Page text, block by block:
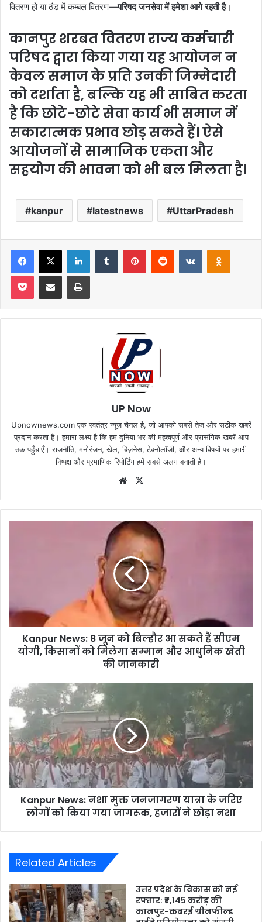
वितरण हो या ठंड में कम्बल वितरण—परिषद जनसेवा में हमेशा आगे रहती है।
कानपुर शरबत वितरण राज्य कर्मचारी
परिषदद्वारा किया गया यह आयोजन न
केवल समाज के प्रति उनकी जिम्मेदारी
को दर्शाता है, बल्कि यह भी साबित करता
है कि छोटे-छोटे सेवा कार्य भी समाज में
सकारात्मक प्रभावछोड़ सकते हैं। ऐसे
आयोजनों सेसामाजिक एकता और
सहयोग की भावनाको भी बल मिलता है।
kanpur latestnews UttarPradesh
Facebook
X LinkedInTumblr PinterestReddit VKontakte
Pocket Share via Email Print
UP Now
Upnownews.com एक स्वतंत्र न्यूज़ चैनल है, जो आपको सबसे तेज और सटीक खबरें
प्रदान करता है। हमारा लक्ष्य है कि हम दुनिया भर की महत्वपूर्ण और प्रासंगिक खबरें आप
तक पहुँचाएँ। राजनीति, मनोरंजन, खेल, बिज़नेस, टेक्नोलॉजी, और अन्य विषयों पर हमारी
निष्पक्ष और प्रमाणिक रिपोर्टिंग हमें सबसे अलग बनाती है।
Website
Kanpur News: 8 जून को बिल्हौर आ सकते हैं सीएम
योगी, किसानों को मिलेगा सम्मान और आधुनिक खेती
की जानकारी
Kanpur News: नशा मुक्त जनजागरण यात्रा के जरिए
लोगों को किया गया जागरूक, हजारों ने छोड़ा नशा
Related Articles
उत्तर प्रदेश के विकास को नई
रफ्तार: ₹7,145 करोड़ की
कानपुर-कबरई ग्रीनफील्ड